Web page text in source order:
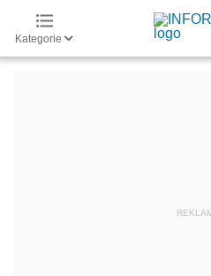
Kategorie